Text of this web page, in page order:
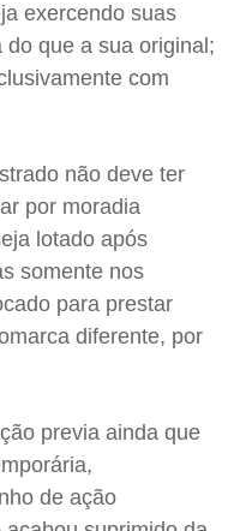
exercendo suas
que a sua original;
com
não deve ter
por moradia
lotado após
somente nos
para prestar
diferente, por
previa ainda que
de ação